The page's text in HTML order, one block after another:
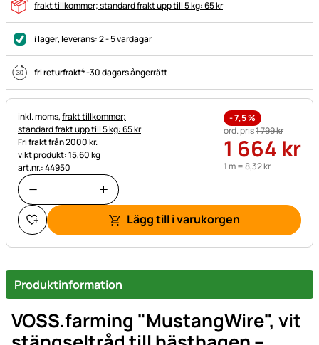
frakt tillkommer; standard frakt upp till 5 kg: 65 kr
i lager, leverans:2 - 5 vardagar
fri returfrakt4-30 dagars ångerrätt
Skatteinformation:
inkl. moms,frakt tillkommer;
standard frakt upp till 5 kg: 65 kr
Fri frakt från 2000 kr.
vikt produkt: 15,60 kg
art.nr.: 44950
-7,5%
ord. pris1 799kr
1 664 kr
1 m =8,32kr
Lägg till i varukorgen
Produktinformation
VOSS.farming "MustangWire", vit